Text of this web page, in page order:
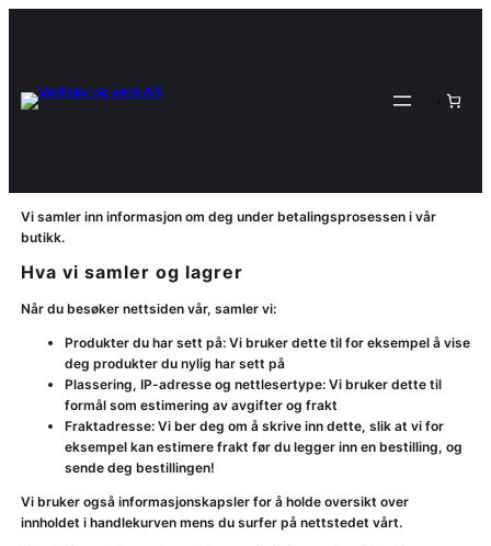
Vi samler inn informasjon om deg under betalingsprosessen i vår
butikk.
Hva vi samler og lagrer
Når du besøker nettsiden vår, samler vi:
Produkter du har sett på: Vi bruker dette til for eksempel å vise
deg produkter du nylig har sett på
Plassering, IP-adresse og nettlesertype: Vi bruker dette til
formål som estimering av avgifter og frakt
Fraktadresse: Vi ber deg om å skrive inn dette, slik at vi for
eksempel kan estimere frakt før du legger inn en bestilling, og
sende deg bestillingen!
Vi bruker også informasjonskapsler for å holde oversikt over
innholdet i handlekurven mens du surfer på nettstedet vårt.